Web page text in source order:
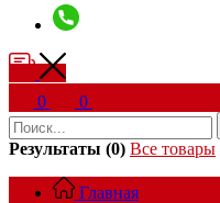
0 0
Результаты (0) Все товары
Главная